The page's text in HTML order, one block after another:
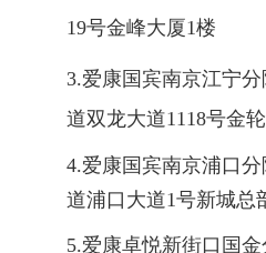
19号金峰大厦1楼
3.爱康国宾南京江宁
道双龙大道1118号金
4.爱康国宾南京浦口
道浦口大道1号新城
5.爱康卓悦新街口国